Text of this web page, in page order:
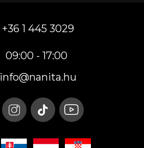
+36 1 445 3029
09:00 - 17:00
info@nanita.hu